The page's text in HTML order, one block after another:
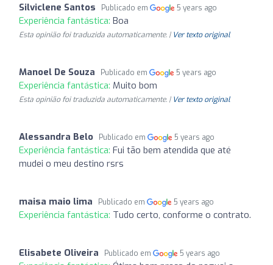
Silviclene Santos Publicado em 5 years ago
Experiência fantástica: Boa
Esta opinião foi traduzida automaticamente. | Ver texto original
Manoel De Souza Publicado em 5 years ago
Experiência fantástica: Muito bom
Esta opinião foi traduzida automaticamente. | Ver texto original
Alessandra Belo Publicado em 5 years ago
Experiência fantástica: Fui tão bem atendida que até
mudei o meu destino rsrs
maisa maio lima Publicado em 5 years ago
Experiência fantástica: Tudo certo, conforme o contrato.
Elisabete Oliveira Publicado em 5 years ago